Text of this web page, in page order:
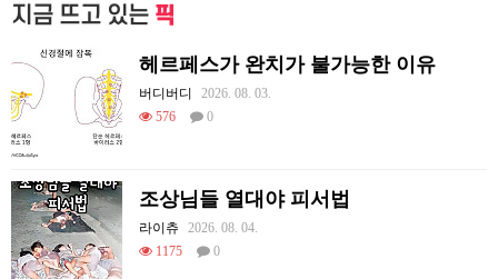
지금 뜨고 있는 픽
헤르페스가 완치가 불가능한 이유
버디버디
2026. 08. 03.
576
0
조상님들 열대야 피서법
라이츄
2026. 08. 04.
1175
0